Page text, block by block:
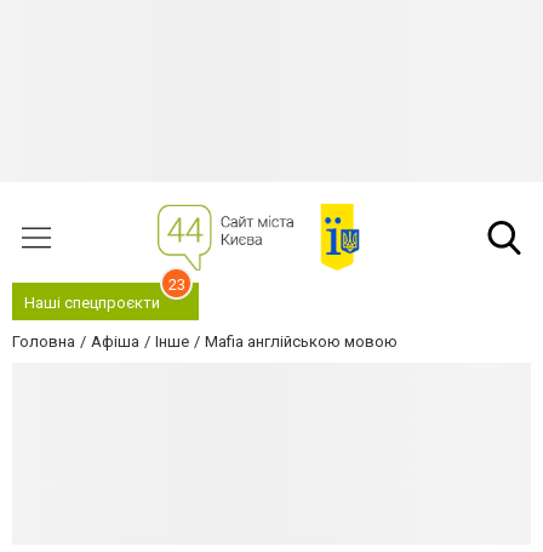
Наші спецпроєкти
23
Головна Афіша Інше Mafia англійською мовою